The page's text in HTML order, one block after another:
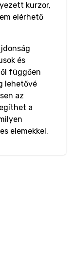
kurzor,
elérhető
és
függően
lehetővé
az
a
elemekkel.